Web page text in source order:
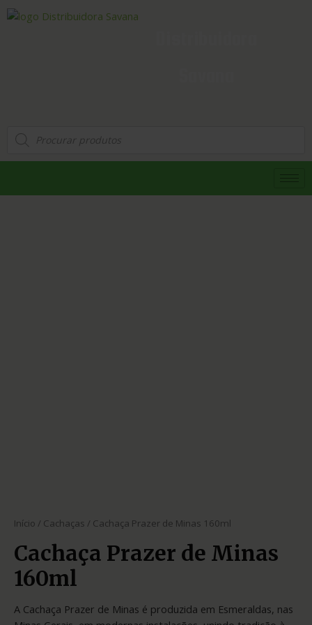
Início / Cachaças / Cachaça Prazer de Minas 160ml
Cachaça Prazer de Minas
160ml
A Cachaça Prazer de Minas é produzida em Esmeraldas, nas